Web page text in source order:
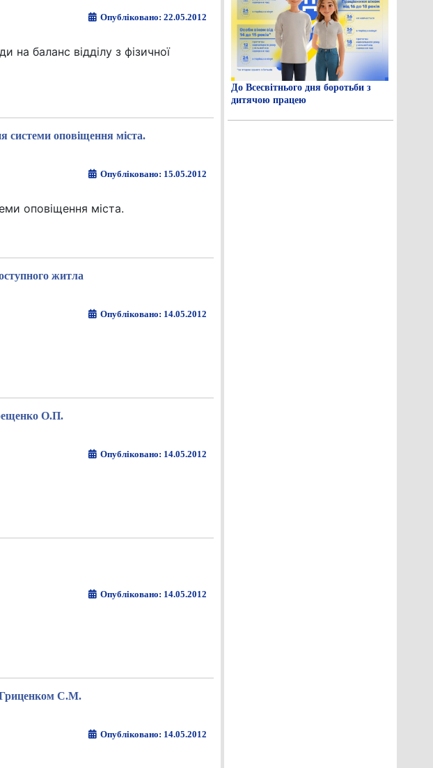
Опубліковано: 22.05.2012
баланс відділу з фізичної
системи оповіщення міста.
Опубліковано: 15.05.2012
оповіщення міста.
житла
Опубліковано: 14.05.2012
О.П.
Опубліковано: 14.05.2012
Опубліковано: 14.05.2012
Гриценком С.М.
Опубліковано: 14.05.2012
До Всесвітнього дня боротьби з
дитячою працею